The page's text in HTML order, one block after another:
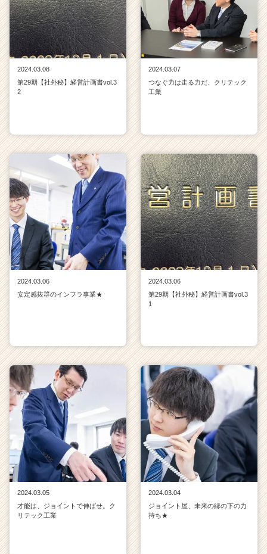
2024.03.08
第29期【社外秘】経営計画書vol.3
2
2024.03.07
つなぐ力は走る力だ、クリテック
工業
2024.03.06
安定感抜群のインフラ事業★
2024.03.06
第29期【社外秘】経営計画書vol.3
1
2024.03.05
才能は、ジョイントで伸ばせ。ク
リテック工業
2024.03.04
ジョイント屋、未来の縁の下の力
持ち★